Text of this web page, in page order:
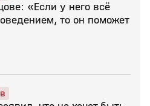
«Если у него всё
то он поможет